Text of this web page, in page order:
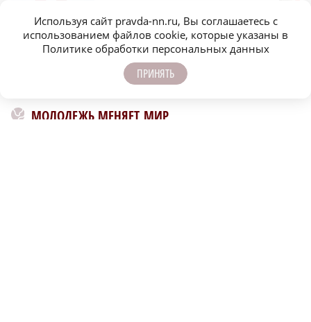
МОЛОДЕЖЬ МЕНЯЕТ МИР
Используя сайт pravda-nn.ru, Вы соглашаетесь с
использованием файлов cookie, которые указаны в
Политике обработки персональных данных
ПРИНЯТЬ